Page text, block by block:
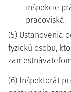
inšpekcie
pracoviská.
(5) Ustanovenia
fyzickú osobu,
(6) Inšpektorát